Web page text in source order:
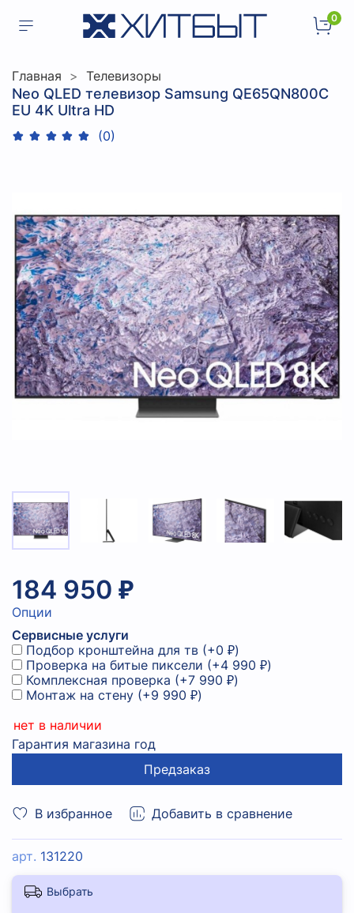
0
Главная Телевизоры
Neo QLED телевизор Samsung QE65QN800C
EU 4K Ultra HD
(0)
В избранное Добавить в сравнение
арт. 131220
184 950 ₽
Опции
Сервисные услуги
Подбор кронштейна для тв (+0 ₽)
Проверка на битые пиксели (+4 990 ₽)
Комплексная проверка (+7 990 ₽)
Монтаж на стену (+9 990 ₽)
нет в наличии
Гарантия магазина год
Предзаказ
Выбрать